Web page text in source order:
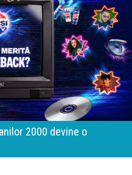
prin experiențe.